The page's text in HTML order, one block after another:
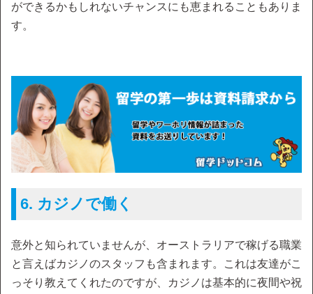
ができるかもしれないチャンスにも恵まれることもありま
す。
6. カジノで働く
意外と知られていませんが、オーストラリアで稼げる職業
と言えばカジノのスタッフも含まれます。これは友達がこ
っそり教えてくれたのですが、カジノは基本的に夜間や祝